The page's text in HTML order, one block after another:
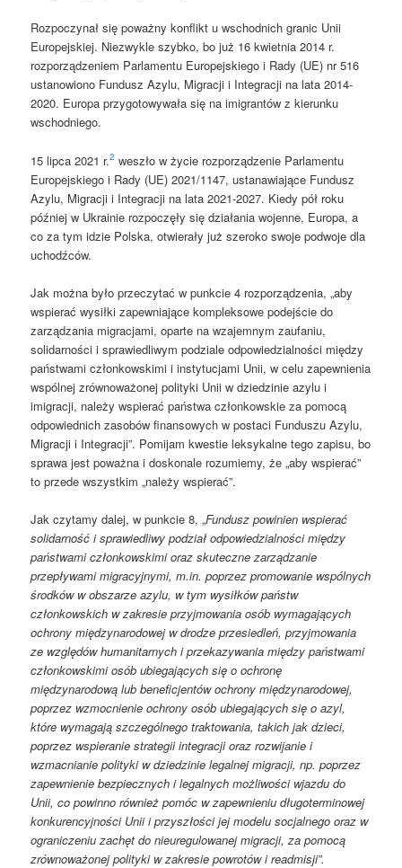
Rozpoczynał się poważny konflikt u wschodnich granic Unii
Europejskiej. Niezwykle szybko, bo już 16 kwietnia 2014 r.
rozporządzeniem Parlamentu Europejskiego i Rady (UE) nr 516
ustanowiono Fundusz Azylu, Migracji i Integracji na lata 2014-
2020. Europa przygotowywała się na imigrantów z kierunku
wschodniego.
15 lipca 2021 r.2 weszło w życie rozporządzenie Parlamentu
Europejskiego i Rady (UE) 2021/1147, ustanawiające Fundusz
Azylu, Migracji i Integracji na lata 2021-2027. Kiedy pół roku
później w Ukrainie rozpoczęły się działania wojenne, Europa, a
co za tym idzie Polska, otwierały już szeroko swoje podwoje dla
uchodźców.
Jak można było przeczytać w punkcie 4 rozporządzenia, „aby
wspierać wysiłki zapewniające kompleksowe podejście do
zarządzania migracjami, oparte na wzajemnym zaufaniu,
solidarności i sprawiedliwym podziale odpowiedzialności między
państwami członkowskimi i instytucjami Unii, w celu zapewnienia
wspólnej zrównoważonej polityki Unii w dziedzinie azylu i
imigracji, należy wspierać państwa członkowskie za pomocą
odpowiednich zasobów finansowych w postaci Funduszu Azylu,
Migracji i Integracji”. Pomijam kwestie leksykalne tego zapisu, bo
sprawa jest poważna i doskonale rozumiemy, że „aby wspierać”
to przede wszystkim „należy wspierać”.
Jak czytamy dalej, w punkcie 8, „Fundusz powinien wspierać
solidarność i sprawiedliwy podział odpowiedzialności między
państwami członkowskimi oraz skuteczne zarządzanie
przepływami migracyjnymi, m.in. poprzez promowanie wspólnych
środków w obszarze azylu, w tym wysiłków państw
członkowskich w zakresie przyjmowania osób wymagających
ochrony międzynarodowej w drodze przesiedleń, przyjmowania
ze względów humanitarnych i przekazywania między państwami
członkowskimi osób ubiegających się o ochronę
międzynarodową lub beneficjentów ochrony międzynarodowej,
poprzez wzmocnienie ochrony osób ubiegających się o azyl,
które wymagają szczególnego traktowania, takich jak dzieci,
poprzez wspieranie strategii integracji oraz rozwijanie i
wzmacnianie polityki w dziedzinie legalnej migracji, np. poprzez
zapewnienie bezpiecznych i legalnych możliwości wjazdu do
Unii, co powinno również pomóc w zapewnieniu długoterminowej
konkurencyjności Unii i przyszłości jej modelu socjalnego oraz w
ograniczeniu zachęt do nieuregulowanej migracji, za pomocą
zrównoważonej polityki w zakresie powrotów i readmisji”.